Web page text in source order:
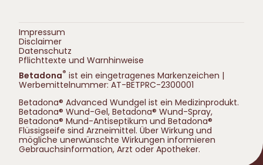
Betadona® ist ein eingetragenes Markenzeichen |
Werbemittelnummer: AT-BETPRC-2300001
Betadona® Advanced Wundgel ist ein Medizinprodukt.
Betadona® Wund-Gel, Betadona® Wund-Spray,
Betadona® Mund-Antiseptikum und Betadona®
Flüssigseife sind Arzneimittel. Über Wirkung und
mögliche unerwünschte Wirkungen informieren
Gebrauchsinformation, Arzt oder Apotheker.
Impressum
Disclaimer
Datenschutz
Pflichttexte und Warnhinweise